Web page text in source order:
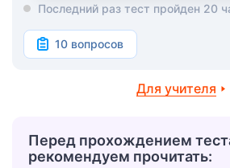
Последний раз тест пройден 20
10 вопросов
Для учителя
Перед прохождением
рекомендуем прочитать: